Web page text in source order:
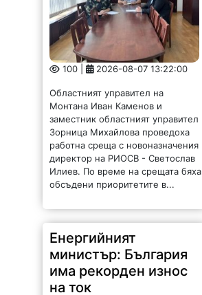
100 | 2026-08-07 13:22:00
Областният управител на
Монтана Иван Каменов и
заместник областният управител
Зорница Михайлова проведоха
работна среща с новоназначения
директор на РИОСВ - Светослав
Илиев. По време на срещата бяха
обсъдени приоритетите в...
Енергийният
министър: България
има рекорден износ
на ток